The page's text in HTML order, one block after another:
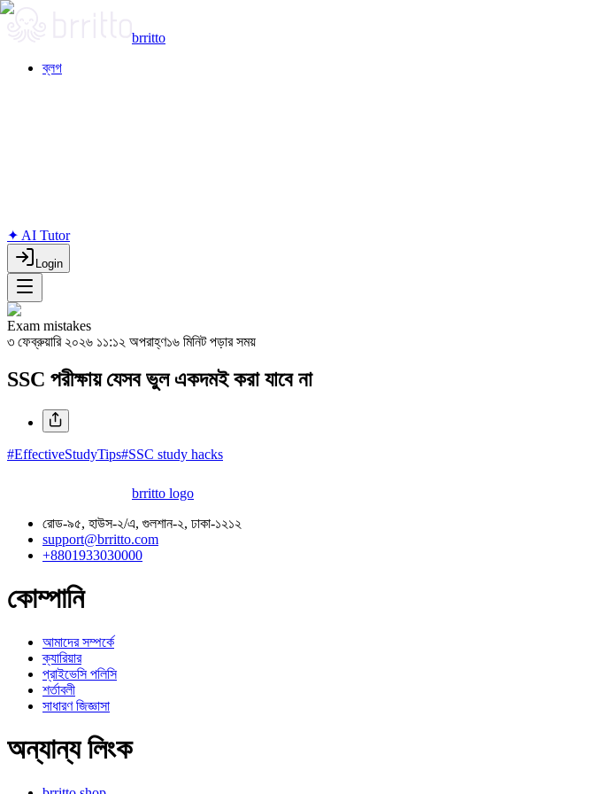
brritto
ব্লগ
✦ AI Tutor
Login
Exam mistakes
৩ ফেব্রুয়ারি ২০২৬ ১১:১২ অপরাহ্ণ১৬ মিনিট পড়ার সময়
SSC পরীক্ষায় যেসব ভুল একদমই করা যাবে না
#EffectiveStudyTips#SSC study hacks
brritto logo
রোড-৯৫, হাউস-২/এ, গুলশান-২, ঢাকা-১২১২
support@brritto.com
+8801933030000
কোম্পানি
আমাদের সম্পর্কে
ক্যারিয়ার
প্রাইভেসি পলিসি
শর্তাবলী
সাধারণ জিজ্ঞাসা
অন্যান্য লিংক